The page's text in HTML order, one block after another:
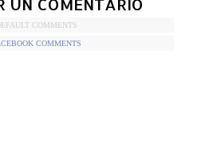
COMMENTS
COMMENTS